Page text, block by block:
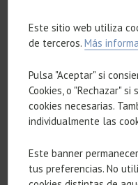
Cocina Hermanos
gastronómica y
y la gran mayoría de
El Koryo, un restaurante
Este sitio web utiliza
de terceros.Más
Pulsa "Aceptar" si
Cookies, o "Rechazar"
cookies necesarias.
individualmente las
Este banner
tus preferencias. No